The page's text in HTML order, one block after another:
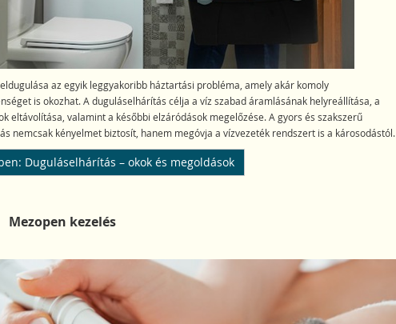
az egyik leggyakoribb háztartási probléma, amely akár komoly
is okozhat. A duguláselhárítás célja a víz szabad áramlásának helyreállítása, a
eltávolítása, valamint a későbbi elzáródások megelőzése. A gyors és szakszerű
nemcsak kényelmet biztosít, hanem megóvja a vízvezeték rendszert is a károsodástól.
Duguláselhárítás – okok és megoldások
Mezopen kezelés